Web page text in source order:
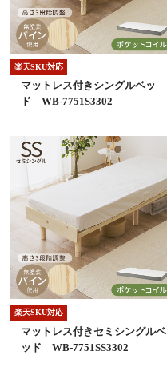
楽天SKU対応
マットレス付きシングルベッ
ド WB-7751S3302
楽天SKU対応
マットレス付きセミシングルベ
ッド WB-7751SS3302